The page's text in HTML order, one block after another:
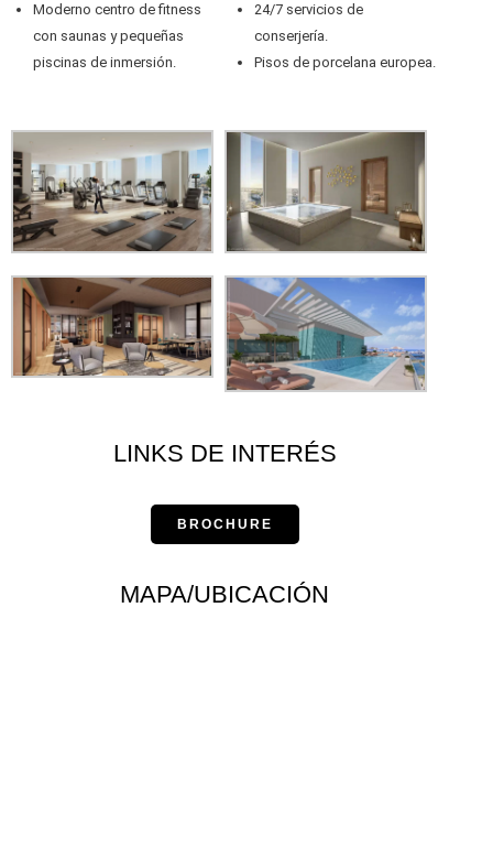
Moderno centro de fitness
con saunas y pequeñas
piscinas de inmersión.
24/7 servicios de
conserjería.
Pisos de porcelana europea.
LINKS DE INTERÉS
BROCHURE
MAPA/UBICACIÓN